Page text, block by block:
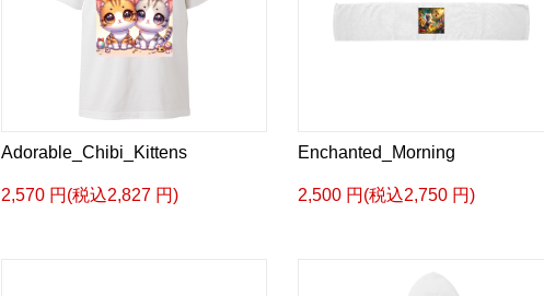
Adorable_Chibi_Kittens
2,570 円(税込2,827 円)
Enchanted_Morning
2,500 円(税込2,750 円)